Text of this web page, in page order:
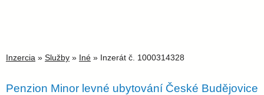
Inzercia » Služby » Iné » Inzerát č. 1000314328
Penzion Minor levné ubytování České Budějovice